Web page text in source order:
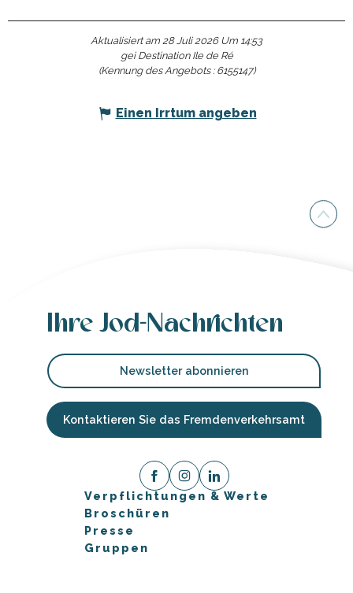
Aktualisiert am 28 Juli 2026 Um 14:53
gei Destination Ile de Ré
(Kennung des Angebots : 6155147)
Einen Irrtum angeben
Ihre Jod-Nachrichten
Newsletter abonnieren
Kontaktieren Sie das Fremdenverkehrsamt
Verpflichtungen & Werte
Broschüren
Presse
Gruppen